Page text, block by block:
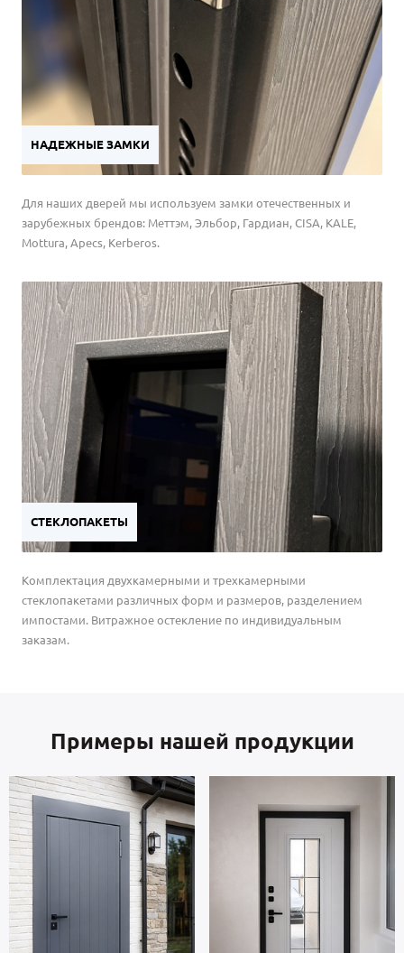
НАДЕЖНЫЕ ЗАМКИ
Для наших дверей мы используем замки отечественных и
зарубежных брендов: Меттэм, Эльбор, Гардиан, CISA, KALE,
Mottura, Apecs, Kerberos.
СТЕКЛОПАКЕТЫ
Комплектация двухкамерными и трехкамерными
стеклопакетами различных форм и размеров, разделением
импостами. Витражное остекление по индивидуальным
заказам.
Примеры нашей продукции